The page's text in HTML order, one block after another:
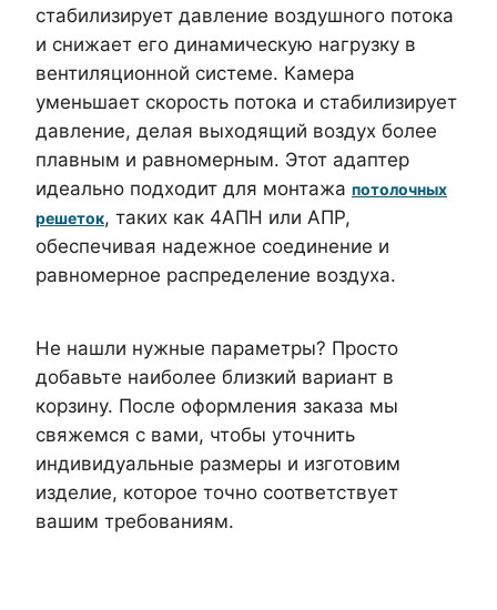
стабилизирует давление воздушного потока
и снижает его динамическую нагрузку в
вентиляционной системе. Камера
уменьшает скорость потока и стабилизирует
давление, делая выходящий воздух более
плавным и равномерным. Этот адаптер
идеально подходит для монтажа потолочных
решеток, таких как 4АПН или АПР,
обеспечивая надежное соединение и
равномерное распределение воздуха.
Не нашли нужные параметры? Просто
добавьте наиболее близкий вариант в
корзину. После оформления заказа мы
свяжемся с вами, чтобы уточнить
индивидуальные размеры и изготовим
изделие, которое точно соответствует
вашим требованиям.